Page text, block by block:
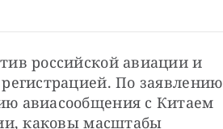
российской авиации и
По заявлению
авиасообщения с Китаем
каковы масштабы